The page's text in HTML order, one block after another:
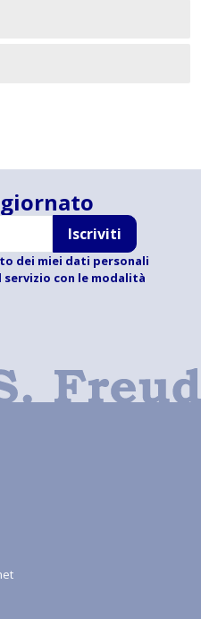
Iscriviti
dei miei dati personali
con le modalità